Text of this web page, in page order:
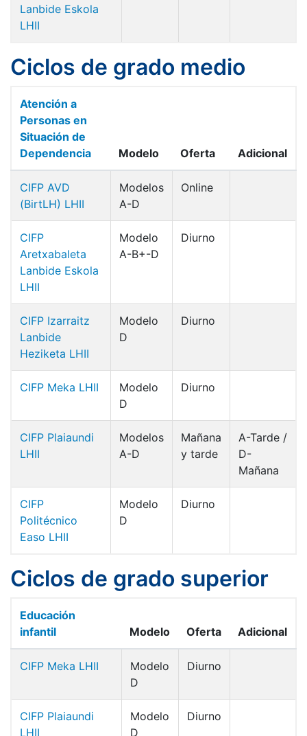
Lanbide Eskola
LHII
Ciclos de grado medio
Atención a
Personas en
Situación de
Dependencia
Modelo Oferta Adicional
CIFP AVD
(BirtLH) LHII
Modelos
A-D
Online
CIFP
Aretxabaleta
Lanbide Eskola
LHII
Modelo
A-B+-D
Diurno
CIFP Izarraitz
Lanbide
Heziketa LHII
Modelo
D
Diurno
CIFP Meka LHII
Modelo
D
Diurno
CIFP Plaiaundi
LHII
Modelos
A-D
Mañana
y tarde
A-Tarde /
D-
Mañana
CIFP
Politécnico
Easo LHII
Modelo
D
Diurno
Ciclos de grado superior
Educación
infantil
Modelo Oferta Adicional
CIFP Meka LHII
Modelo
D
Diurno
CIFP Plaiaundi
LHII
Modelo
D
Diurno